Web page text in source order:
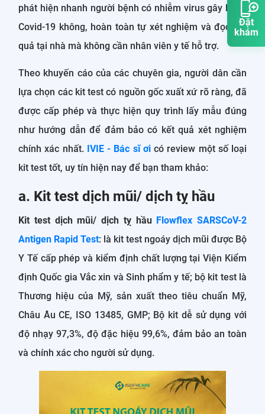
Đặt
khám
phát hiện nhanh người bệnh có nhiễm virus gây bệnh
Covid-19 không, hoàn toàn tự xét nghiệm và đọc kết
quả tại nhà mà không cần nhân viên y tế hỗ trợ.
Theo khuyến cáo của các chuyên gia, người dân cần
lựa chọn các kit test có nguồn gốc xuất xứ rõ ràng, đã
được cấp phép và thực hiện quy trình lấy mẫu đúng
như hướng dẫn để đảm bảo có kết quả xét nghiệm
chính xác nhất. IVIE - Bác sĩ ơicó review một số loại
kit test tốt, uy tín hiện nay để bạn tham khảo:
a. Kit test dịch mũi/ dịch tỵ hầu
Kit test dịch mũi/ dịch tỵ hầu Flowflex SARSCoV-2
Antigen Rapid Test: là kit test ngoáy dịch mũi được Bộ
Y Tế cấp phép và kiểm định chất lượng tại Viện Kiểm
định Quốc gia Vắc xin và Sinh phẩm y tế; bộ kit test là
Thương hiệu của Mỹ, sản xuất theo tiêu chuẩn Mỹ,
Châu Âu CE, ISO 13485, GMP; Bộ kit dễ sử dụng với
độ nhạy 97,3%, độ đặc hiệu 99,6%, đảm bảo an toàn
và chính xác cho người sử dụng.